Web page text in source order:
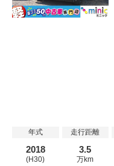
年式
2018
(H30)
走行距離
3.5
万km